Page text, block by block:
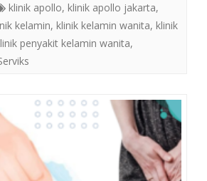
klinik apollo, klinik apollo jakarta,
kelamin, klinik kelamin wanita, klinik
penyakit kelamin wanita,